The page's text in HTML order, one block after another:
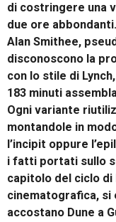
di costringere una
due ore
Alan Smithee,
disconoscono la
con lo stile di
183 minuti
Ogni variante
montandole in
l’incipit oppure
i fatti portati sullo
capitolo del ciclo di
cinematografica, si
accostano Dune a